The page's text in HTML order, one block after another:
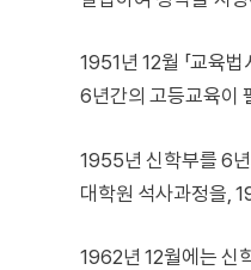
1951년 12월 「교육
6년간의 고등교육이
1955년 신학부를 6
대학원 석사과정을,
1962년 12월에는 신